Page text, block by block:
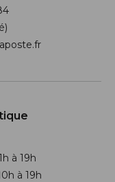
à 19h
à 19h